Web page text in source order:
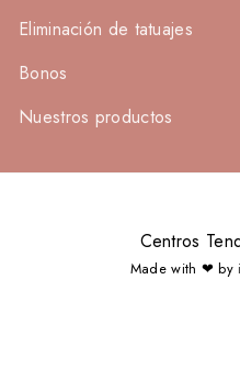
Eliminación de tatuajes
Bonos
Nuestros productos
Centros
Made with ❤ by